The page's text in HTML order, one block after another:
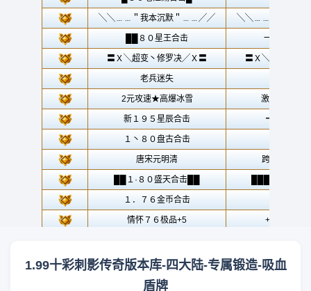
1.99十彩刺影传奇版本库-四大陆-专属锻造-吸血
盾牌